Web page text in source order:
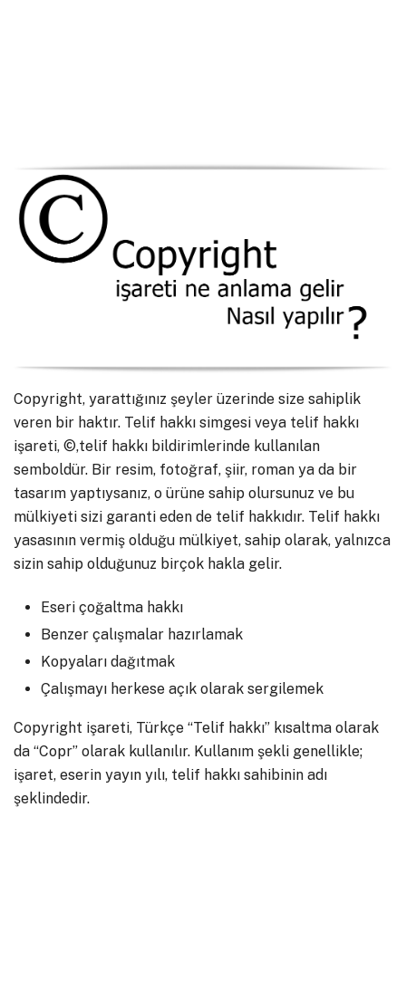
Copyright, yarattığınız şeyler üzerinde size sahiplik
veren bir haktır. Telif hakkı simgesi veya telif hakkı
işareti, ©,telif hakkı bildirimlerinde kullanılan
semboldür. Bir resim, fotoğraf, şiir, roman ya da bir
tasarım yaptıysanız, o ürüne sahip olursunuz ve bu
mülkiyeti sizi garanti eden de telif hakkıdır. Telif hakkı
yasasının vermiş olduğu mülkiyet, sahip olarak, yalnızca
sizin sahip olduğunuz birçok hakla gelir.
Eseri çoğaltma hakkı
Benzer çalışmalar hazırlamak
Kopyaları dağıtmak
Çalışmayı herkese açık olarak sergilemek
Copyright işareti, Türkçe “Telif hakkı” kısaltma olarak
da “Copr” olarak kullanılır. Kullanım şekli genellikle;
işaret, eserin yayın yılı, telif hakkı sahibinin adı
şeklindedir.